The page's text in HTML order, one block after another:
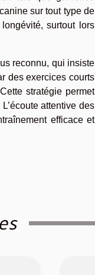
sur tout type de
surtout lors
reconnu, qui insiste
des exercices courts
stratégie permet
attentive des
efficace et